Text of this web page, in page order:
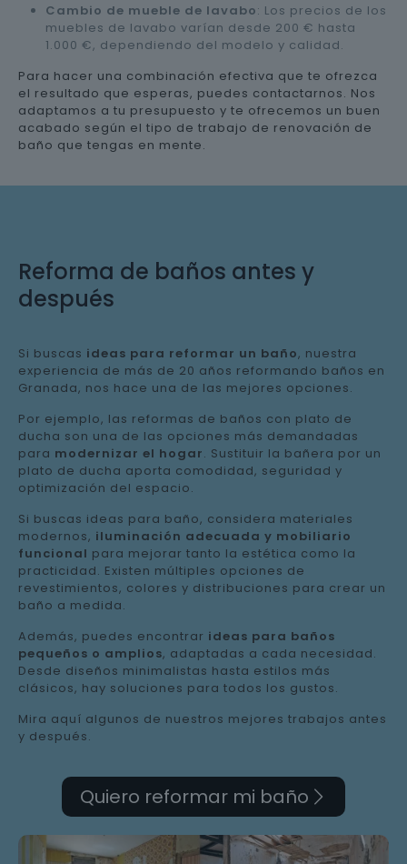
Cambio de mueble de lavabo: Los precios de los
muebles de lavabo varían desde 200 € hasta
1.000 €, dependiendo del modelo y calidad.
Para hacer una combinación efectiva que te ofrezca
el resultado que esperas, puedes contactarnos. Nos
adaptamos a tu presupuesto y te ofrecemos un buen
acabado según el tipo de trabajo de renovación de
baño que tengas en mente.
Reforma de baños antes y
después
Si buscas ideas para reformar un baño, nuestra
experiencia de más de 20 años reformando baños en
Granada, nos hace una de las mejores opciones.
Por ejemplo, las reformas de baños con plato de
ducha son una de las opciones más demandadas
para modernizar el hogar. Sustituir la bañera por un
plato de ducha aporta comodidad, seguridad y
optimización del espacio.
Si buscas ideas para baño, considera materiales
modernos, iluminación adecuada y mobiliario
funcional para mejorar tanto la estética como la
practicidad. Existen múltiples opciones de
revestimientos, colores y distribuciones para crear un
baño a medida.
Además, puedes encontrar ideas para baños
pequeños o amplios, adaptadas a cada necesidad.
Desde diseños minimalistas hasta estilos más
clásicos, hay soluciones para todos los gustos.
Mira aquí algunos de nuestros mejores trabajos antes
y después.
Quiero reformar mi baño